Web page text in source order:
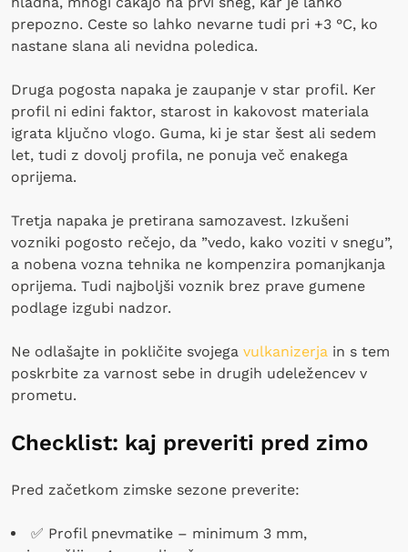
prepozno. Ceste so lahko nevarne tudi pri +3 °C, ko
nastane slana ali nevidna poledica.
Druga pogosta napaka je zaupanje v star profil. Ker
profil ni edini faktor, starost in kakovost materiala
igrata ključno vlogo. Guma, ki je star šest ali sedem
let, tudi z dovolj profila, ne ponuja več enakega
oprijema.
Tretja napaka je pretirana samozavest. Izkušeni
vozniki pogosto rečejo, da ”vedo, kako voziti v snegu”,
a nobena vozna tehnika ne kompenzira pomanjkanja
oprijema. Tudi najboljši voznik brez prave gumene
podlage izgubi nadzor.
Ne odlašajte in pokličite svojega vulkanizerja in s tem
poskrbite za varnost sebe in drugih udeležencev v
prometu.
Checklist: kaj preveriti pred zimo
Pred začetkom zimske sezone preverite:
✅ Profil pnevmatike – minimum 3 mm,